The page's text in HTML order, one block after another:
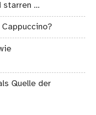
starren …
Quelle der